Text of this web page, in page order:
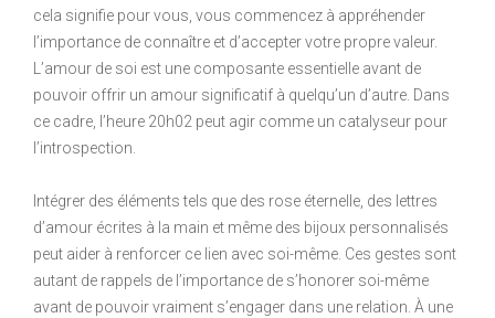
cela signifie pour vous, vous commencez à appréhender
l’importance de connaître et d’accepter votre propre valeur.
L’amour de soi est une composante essentielle avant de
pouvoir offrir un amour significatif à quelqu’un d’autre. Dans
ce cadre, l’heure 20h02 peut agir comme un catalyseur pour
l’introspection.
Intégrer des éléments tels que des rose éternelle, des lettres
d’amour écrites à la main et même des bijoux personnalisés
peut aider à renforcer ce lien avec soi-même. Ces gestes sont
autant de rappels de l’importance de s’honorer soi-même
avant de pouvoir vraiment s’engager dans une relation. À une